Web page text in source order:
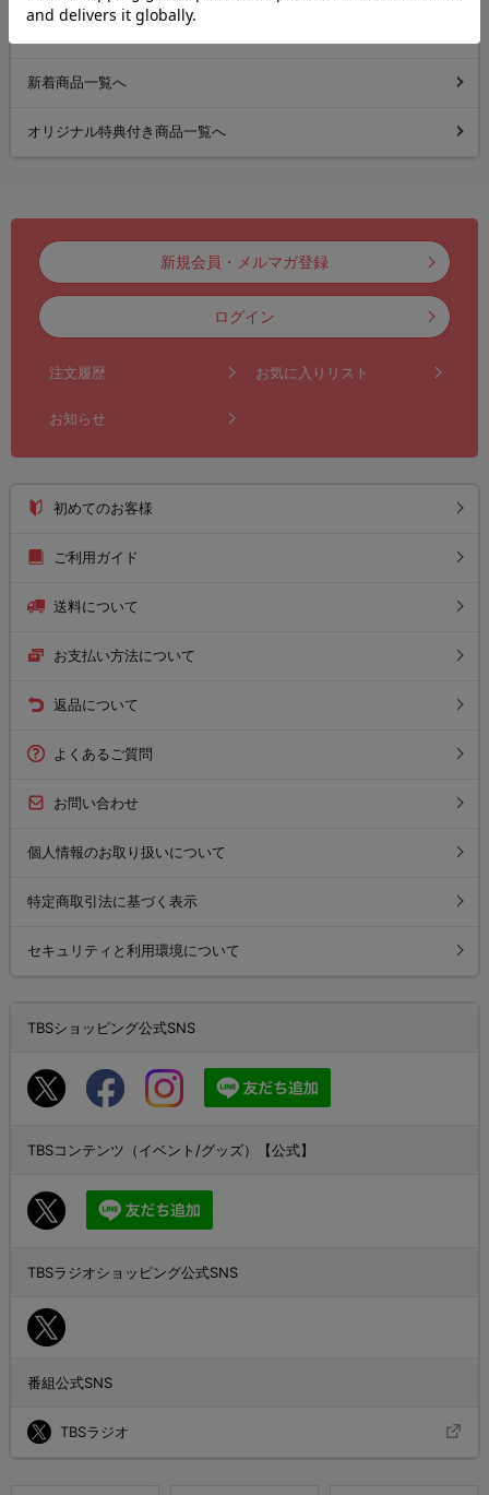
新着商品一覧へ
オリジナル特典付き商品一覧へ
新規会員・メルマガ登録
ログイン
注文履歴 お気に入りリスト
お知らせ
初めてのお客様
ご利用ガイド
送料について
お支払い方法について
返品について
よくあるご質問
お問い合わせ
個人情報のお取り扱いについて
特定商取引法に基づく表示
セキュリティと利用環境について
TBSショッピング公式SNS
TBSコンテンツ（イベント/グッズ）【公式】
TBSラジオショッピング公式SNS
番組公式SNS
TBSラジオ